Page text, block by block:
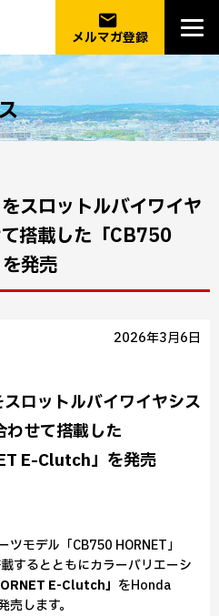
email
メルマガ登録
スロットルバイワイヤ
搭載した「CB750
発売
2026年3月6日
ロットルバイワイヤシス
わせて搭載した
E-Clutch」を発売
モデル「CB750 HORNET」
するとともにカラーバリエーシ
E-Clutch」 をHonda
売します。